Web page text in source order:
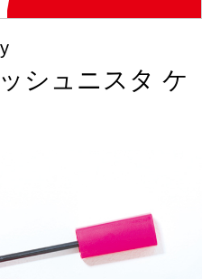
シュニスタ ケ